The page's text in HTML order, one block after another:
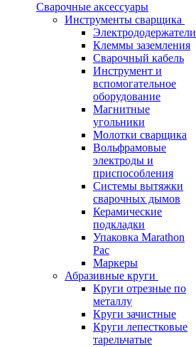
Сварочные аксессуары
Инструменты сварщика
Электрододержатели
Клеммы заземления
Сварочный кабель
Инструмент и
вспомогательное
оборудование
Магнитные
угольники
Молотки сварщика
Вольфрамовые
электроды и
приспособления
Системы вытяжки
сварочных дымов
Керамические
подкладки
Упаковка Marathon
Pac
Маркеры
Абразивные круги
Круги отрезные по
металлу
Круги зачистные
Круги лепестковые
тарельчатые